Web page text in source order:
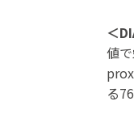
＜
値
る